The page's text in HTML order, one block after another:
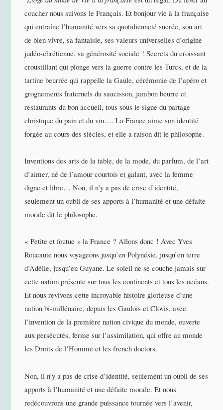
coucher nous suivons le Français. Et bonjour vie à la française
qui entraîne l’humanité vers sa quotidienneté sucrée, son art
de bien vivre, sa fantaisie, ses valeurs universelles d’origine
judéo-chrétienne, sa générosité sociale ! Secrets du croissant
croustillant qui plonge vers la guerre contre les Turcs, et de la
tartine beurrée qui rappelle la Gaule, cérémonie de l’apéro et
grognements fraternels du saucisson, jambon beurre et
restaurants du bon accueil, tous sous le signe du partage
christique du pain et du vin…. La France aime son identité
forgée au cours des siècles, et elle a raison dit le philosophe.
Inventions des arts de la table, de la mode, du parfum, de l’art
d’aimer, né de l’amour courtois et galant, avec la femme
digne et libre… Non, il n’y a pas de crise d’identité,
seulement un oubli de ses apports à l’humanité et une défaite
morale dit le philosophe.
« Petite et foutue » la France ? Allons donc ! Avec Yves
Roucaute nous voyageons jusqu’en Polynésie, jusqu’en terre
d’Adélie, jusqu’en Guyane. Le soleil ne se couche jamais sur
cette nation présente sur tous les continents et tous les océans.
Et nous revivons cette incroyable histoire glorieuse d’une
nation bi-millénaire, depuis les Gaulois et Clovis, avec
l’invention de la première nation civique du monde, ouverte
aux persécutés, ferme sur l’assimilation, qui offre au monde
les Droits de l’Homme et les french doctors.
Non, il n’y a pas de crise d’identité, seulement un oubli de ses
apports à l’humanité et une défaite morale. Et nous
redécouvrons une grande puissance tournée vers l’avenir,